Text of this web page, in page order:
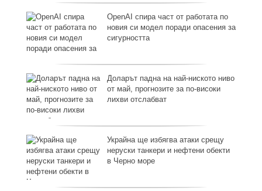
OpenAI спира част от работата по
новия си модел поради опасения за
сигурността
Доларът падна на най-ниското ниво
от май, прогнозите за по-високи
лихви отслабват
Украйна ще избягва атаки срещу
неруски танкери и нефтени обекти
в Черно море